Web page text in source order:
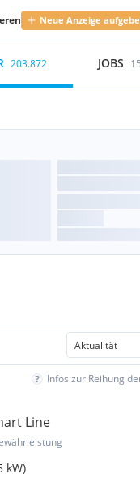
Neue Anzeige
203.872 JOBS
Infos zur Reihung
Line
kW)